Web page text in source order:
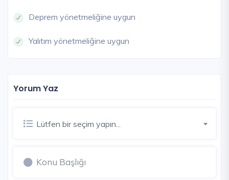
Deprem yönetmeliğine uygun
Yalıtım yönetmeliğine uygun
Yorum Yaz
Lütfen bir seçim yapın...